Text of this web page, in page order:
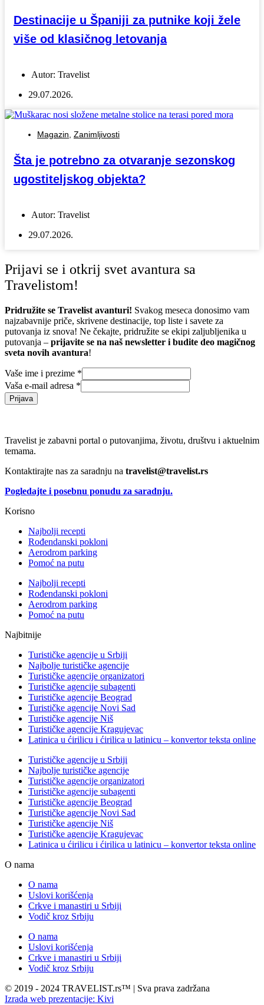
Destinacije u Španiji za putnike koji žele
više od klasičnog letovanja
Autor: Travelist
29.07.2026.
Magazin Zanimljivosti
Šta je potrebno za otvaranje sezonskog
ugostiteljskog objekta?
Autor: Travelist
29.07.2026.
Prijavi se i otkrij svet avantura sa
Travelistom!
Pridružite se Travelist avanturi! Svakog meseca donosimo vam
najzabavnije priče, skrivene destinacije, top liste i savete za
putovanja iz snova! Ne čekajte, pridružite se ekipi zaljubljenika u
putovanja – prijavite se na naš newsletter i budite deo magičnog
sveta novih avantura!
Vaše ime i prezime *
Vaša e-mail adresa *
Prijava
Travelist je zabavni portal o putovanjima, životu, društvu i aktuelnim
temama.
Kontaktirajte nas za saradnju na travelist@travelist.rs
Pogledajte i posebnu ponudu za saradnju.
Korisno
Najbolji recepti
Rođendanski pokloni
Aerodrom parking
Pomoć na putu
Najbolji recepti
Rođendanski pokloni
Aerodrom parking
Pomoć na putu
Najbitnije
Turističke agencije u Srbiji
Najbolje turističke agencije
Turističke agencije organizatori
Turističke agencije subagenti
Turističke agencije Beograd
Turističke agencije Novi Sad
Turističke agencije Niš
Turističke agencije Kragujevac
Latinica u ćirilicu i ćirilica u latinicu – konvertor teksta online
Turističke agencije u Srbiji
Najbolje turističke agencije
Turističke agencije organizatori
Turističke agencije subagenti
Turističke agencije Beograd
Turističke agencije Novi Sad
Turističke agencije Niš
Turističke agencije Kragujevac
Latinica u ćirilicu i ćirilica u latinicu – konvertor teksta online
O nama
O nama
Uslovi korišćenja
Crkve i manastiri u Srbiji
Vodič kroz Srbiju
O nama
Uslovi korišćenja
Crkve i manastiri u Srbiji
Vodič kroz Srbiju
© 2019 - 2024 TRAVELIST.rs™ | Sva prava zadržana
Izrada web prezentacije: Kivi